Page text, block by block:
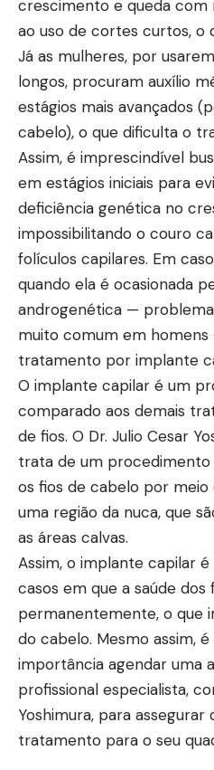
crescimento e queda com
ao uso de cortes curtos, o
Já as mulheres, por
longos, procuram auxílio
estágios mais avançados
cabelo), o que dificulta o
Assim, é imprescindível
em estágios iniciais para
deficiência genética no
impossibilitando o couro
folículos capilares. Em
quando ela é ocasionada
androgenética —
muito comum em
tratamento por implante
O implante capilar é um
comparado aos demais
de fios. O Dr. Julio Cesar
trata de um
os fios de cabelo por
uma região da nuca, que
as áreas calvas.
Assim, o implante capilar
casos em que a saúde
permanentemente, o que
do cabelo. Mesmo assim,
importância agendar uma
profissional especialista,
Yoshimura, para assegurar
tratamento para o seu